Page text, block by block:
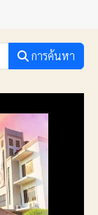
การค้นหา